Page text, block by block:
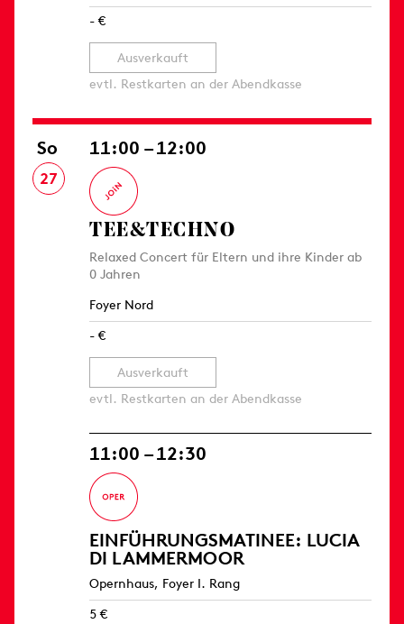
- €
Ausverkauft
evtl. Restkarten an der Abendkasse
So
27
11:00 – 12:00
TEE&TECHNO
Relaxed Concert für Eltern und ihre Kinder ab
0 Jahren
Foyer Nord
- €
Ausverkauft
evtl. Restkarten an der Abendkasse
11:00 – 12:30
EINFÜHRUNGS­MATINEE: LUCIA
DI LAMMERMOOR
Opernhaus, Foyer I. Rang
5 €